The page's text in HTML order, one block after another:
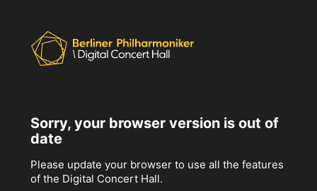
Sorry, your browser version is out of
date
Please update your browser to use all the features
of the Digital Concert Hall.